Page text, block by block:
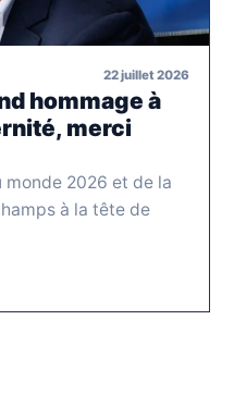
22 juillet 2026
hommage à
merci
monde 2026 et de la
à la tête de